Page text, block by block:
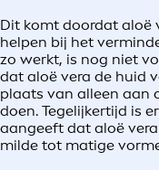
Dit komt doordat aloë
helpen bij het
zo werkt, is nog niet
dat aloë vera de huid
plaats van alleen aan
doen. Tegelijkertijd is
aangeeft dat aloë
milde tot matige